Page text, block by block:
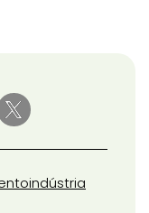
indústria